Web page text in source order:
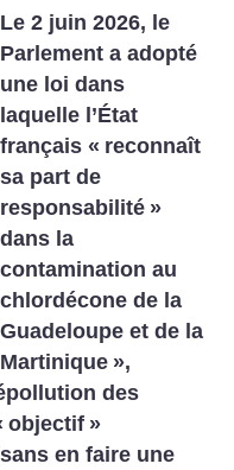
Le 2 juin 2026, le
Parlement a adopté
une loi dans
laquelle l’État
français « reconnaît
sa part de
responsabilité »
dans la
contamination au
chlordécone de la
Guadeloupe et de la
Martinique »,
des
objectif »
en faire une